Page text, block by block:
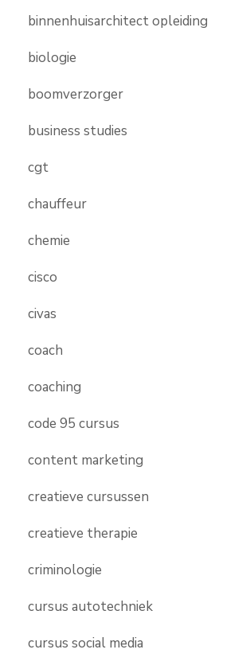
binnenhuisarchitect opleiding
biologie
boomverzorger
business studies
cgt
chauffeur
chemie
cisco
civas
coach
coaching
code 95 cursus
content marketing
creatieve cursussen
creatieve therapie
criminologie
cursus autotechniek
cursus social media